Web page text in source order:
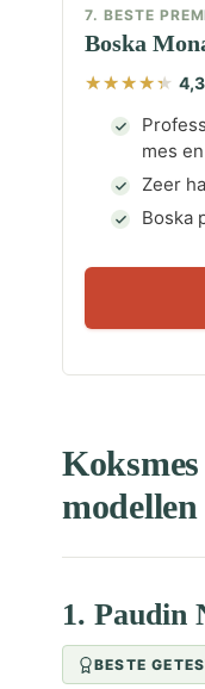
7. BESTE
Boska
4,3
mes
Zeer
Boska
1. Paudin
BESTE